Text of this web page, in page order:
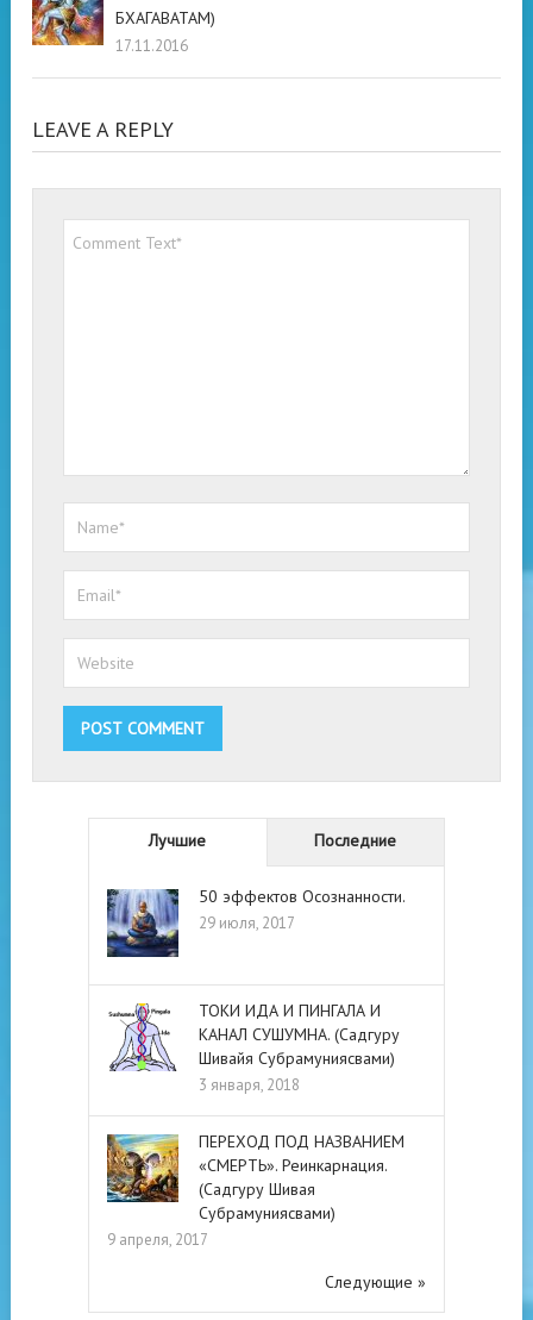
БХАГАВАТАМ)
17.11.2016
LEAVE A REPLY
Лучшие Последние
50 эффектов Осознанности.
29 июля, 2017
ТОКИ ИДА И ПИНГАЛА И
КАНАЛ СУШУМНА. (Садгуру
Шивайя Субрамуниясвами)
3 января, 2018
ПЕРЕХОД ПОД НАЗВАНИЕМ
«СМЕРТЬ». Реинкарнация.
(Садгуру Шивая
Субрамуниясвами)
9 апреля, 2017
Следующие »